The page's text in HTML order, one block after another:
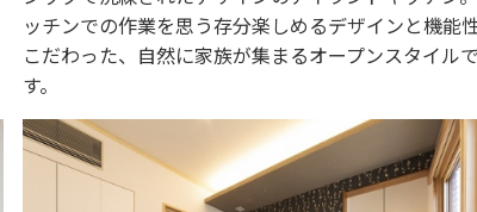
ッチンでの作業を思う存分楽しめるデザインと機能
こだわった、自然に家族が集まるオープンスタイル
す。